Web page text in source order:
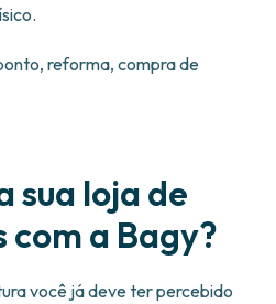
reforma, compra de
sua loja de
a Bagy?
você já deve ter percebido